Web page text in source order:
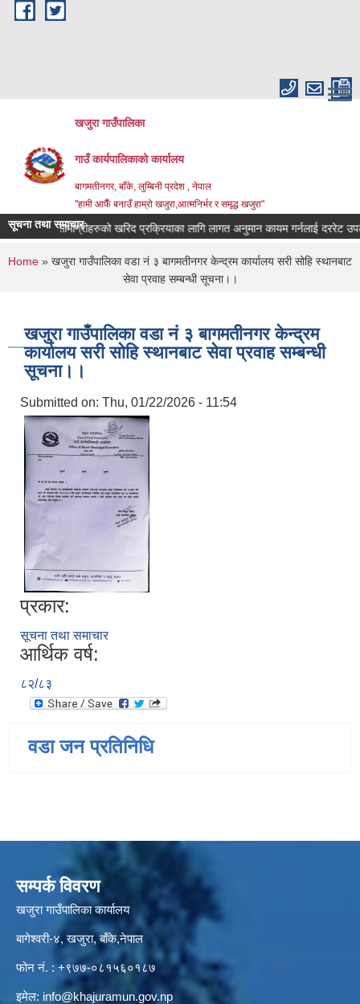
Skip to main content
खजुरा गाउँपालिका
गाउँ कार्यपालिकाको कार्यालय
बागमतीनगर, बाँके, लुम्बिनी प्रदेश , नेपाल
"हामी आफैँ बनाउँ हाम्रो खजुरा,आत्मनिर्भर र समृद्ध खजुरा"
सूचना तथा समाचार
सामाग्रीहरुको खरिद प्रक्रियाका लागि लागत अनुमान कायम गर्नलाई दररेट
You are here
Home » खजुरा गाउँपालिका वडा नं ३ बागमतीनगर केन्द्रम कार्यालय सरी सोहि स्थानबाट
सेवा प्रवाह सम्बन्धी सूचना।।
खजुरा गाउँपालिका वडा नं ३ बागमतीनगर केन्द्रम
कार्यालय सरी सोहि स्थानबाट सेवा प्रवाह सम्बन्धी
सूचना।।
Submitted on: Thu, 01/22/2026 - 11:54
प्रकार:
सूचना तथा समाचार
आर्थिक वर्ष:
८२/८३
वडा जन प्रतिनिधि
सम्पर्क विवरण
खजुरा गाउँपालिका कार्यालय
बागेश्वरी-४, खजुरा, बाँके,नेपाल
फोन नं. : +९७७-०८१५६०१८७
इमेल: info@khajuramun.gov.np